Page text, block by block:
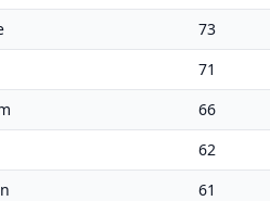
73
71
66
62
61